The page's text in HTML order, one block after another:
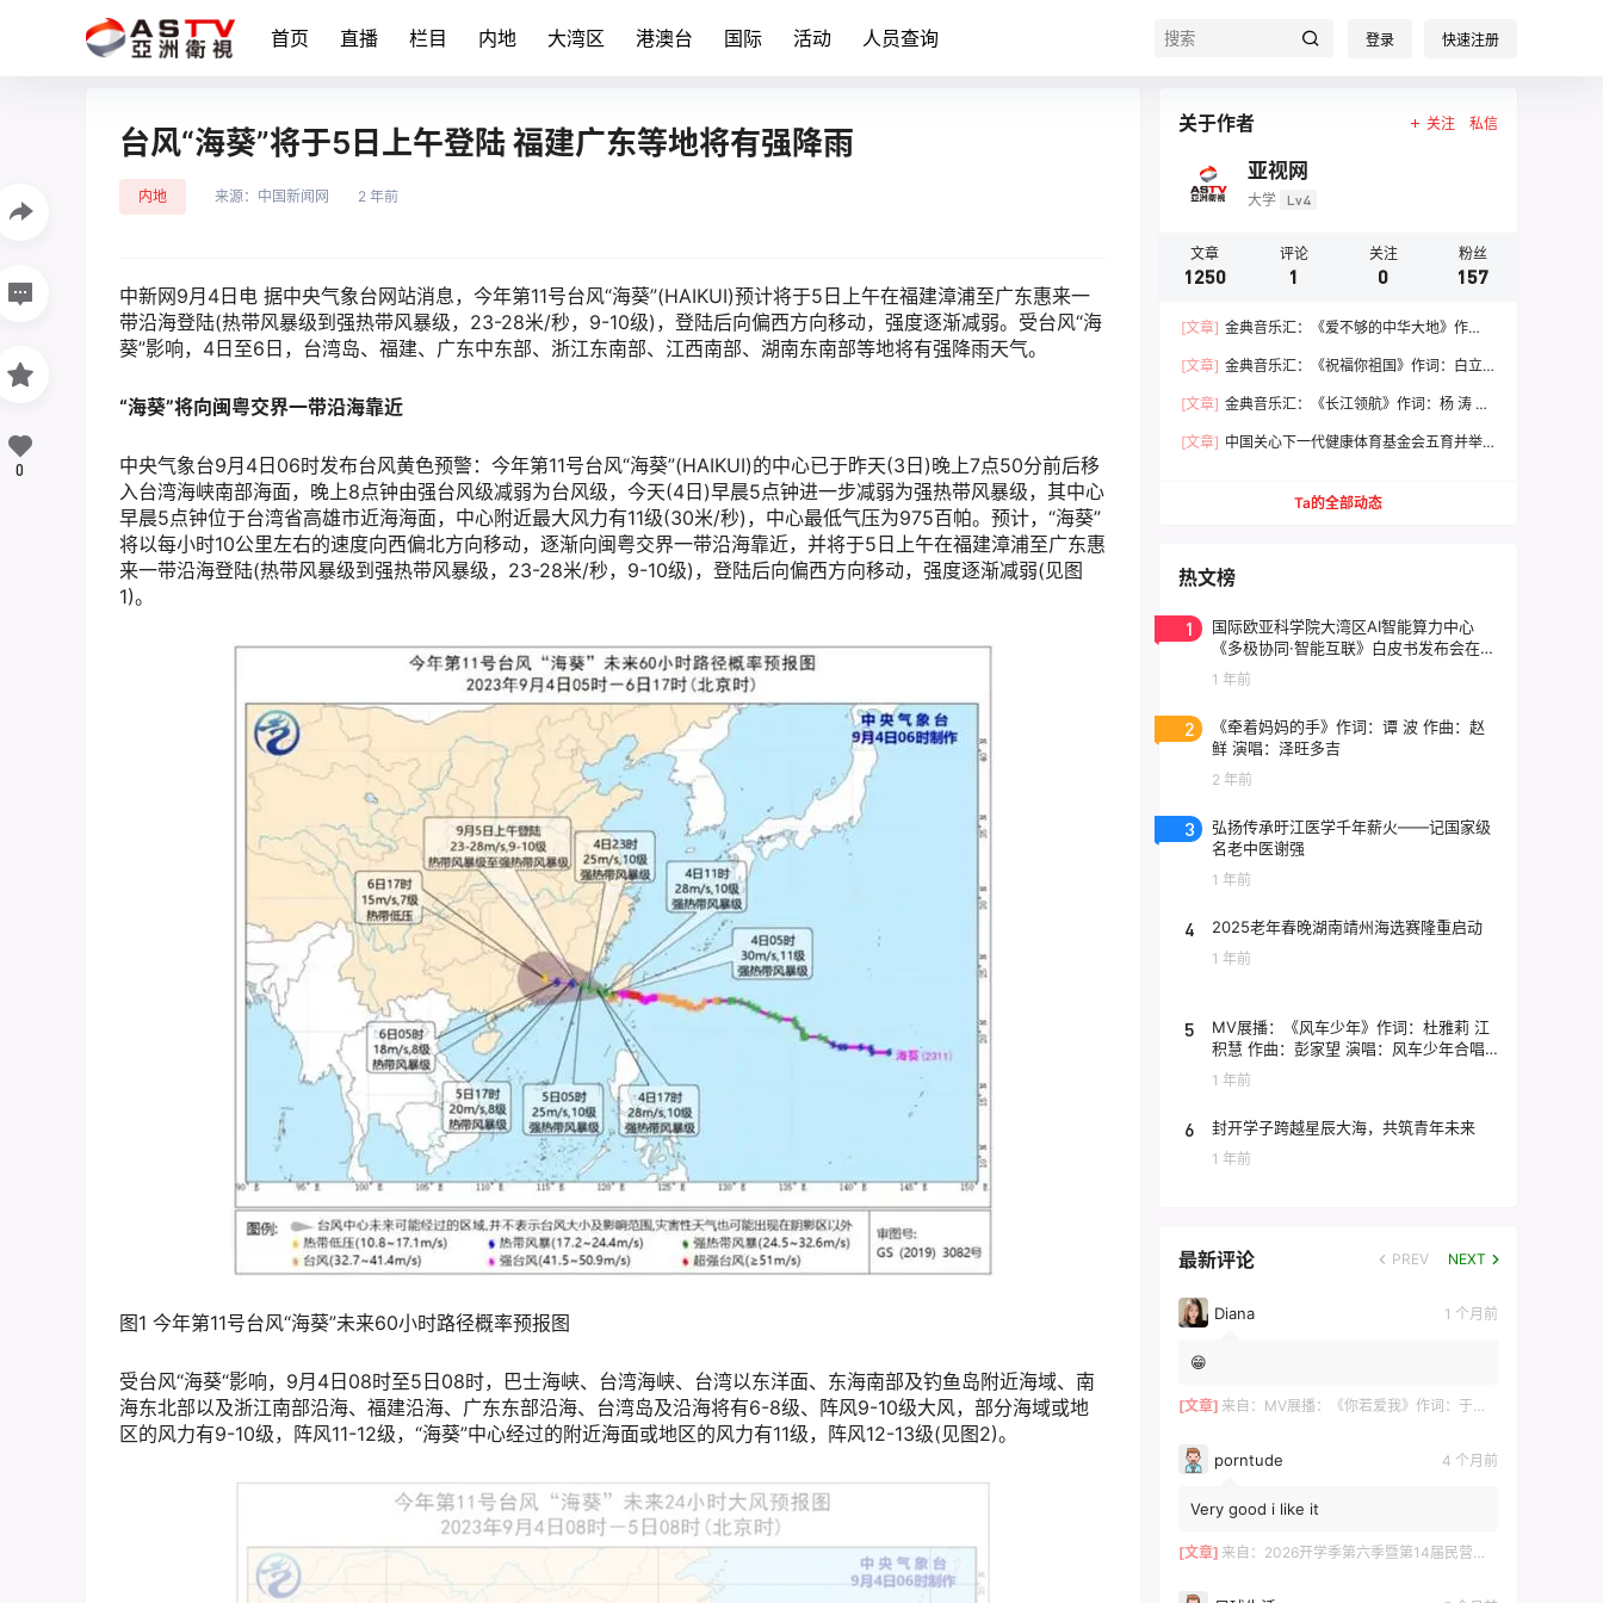
首页 直播 栏目 内地 大湾区 港澳台 国际 活动 人员查询 登录 快速注册
台风“海葵”将于5日上午登陆 福建广东等地将有强降雨
内地 来源： 中国新闻网 2 年前
中新网9月4日电 据中央气象台网站消息，今年第11号台风“海葵”(HAIKUI)预计将于5日上午在福建漳浦至广东惠来一
带沿海登陆(热带风暴级到强热带风暴级，23-28米/秒，9-10级)，登陆后向偏西方向移动，强度逐渐减弱。受台风“海
葵”影响，4日至6日，台湾岛、福建、广东中东部、浙江东南部、江西南部、湖南东南部等地将有强降雨天气。
“海葵”将向闽粤交界一带沿海靠近
中央气象台9月4日06时发布台风黄色预警：今年第11号台风“海葵”(HAIKUI)的中心已于昨天(3日)晚上7点50分前后移
入台湾海峡南部海面，晚上8点钟由强台风级减弱为台风级，今天(4日)早晨5点钟进一步减弱为强热带风暴级，其中心
早晨5点钟位于台湾省高雄市近海海面，中心附近最大风力有11级(30米/秒)，中心最低气压为975百帕。预计，“海葵”
将以每小时10公里左右的速度向西偏北方向移动，逐渐向闽粤交界一带沿海靠近，并将于5日上午在福建漳浦至广东惠
来一带沿海登陆(热带风暴级到强热带风暴级，23-28米/秒，9-10级)，登陆后向偏西方向移动，强度逐渐减弱(见图
1)。
图1 今年第11号台风“海葵”未来60小时路径概率预报图
受台风“海葵“影响，9月4日08时至5日08时，巴士海峡、台湾海峡、台湾以东洋面、东海南部及钓鱼岛附近海域、南
海东北部以及浙江南部沿海、福建沿海、广东东部沿海、台湾岛及沿海将有6-8级、阵风9-10级大风，部分海域或地
区的风力有9-10级，阵风11-12级，“海葵”中心经过的附近海面或地区的风力有11级，阵风12-13级(见图2)。
0
关于作者 关注 私信
亚视网
大学 Lv4
文章
1250
评论
1
关注
0
粉丝
157
[文章] 金典音乐汇：《爱不够的中华大地》作
[文章] 金典音乐汇：《祝福你祖国》作词：白立
[文章] 金典音乐汇：《长江领航》作词：杨 涛 作
[文章] 中国关心下一代健康体育基金会五育并举
Ta的全部动态
热文榜
1
国际欧亚科学院大湾区AI智能算力中心
《多极协同·智能互联》白皮书发布会在东
莞云计算中心举行
1 年前
2
《牵着妈妈的手》作词：谭 波 作曲：赵
鲜 演唱：泽旺多吉
2 年前
3
弘扬传承旴江医学千年薪火——记国家级
名老中医谢强
1 年前
4 2025老年春晚湖南靖州海选赛隆重启动
1 年前
5
MV展播：《风车少年》作词：杜雅莉 江
积慧 作曲：彭家望 演唱：风车少年合唱
团
1 年前
6 封开学子跨越星辰大海，共筑青年未来
1 年前
最新评论 PREV NEXT
Diana 1 个月前
😁
[文章] 来自： MV展播：《你若爱我》作词：于术芹 作曲：高明军 演唱：于萌萌
porntude 4 个月前
Very good i like it
[文章] 来自： 2026开学季第六季暨第14届民营企业家论坛在长沙举行 ——700余位湘商共探“新机遇·新财富·新传承”